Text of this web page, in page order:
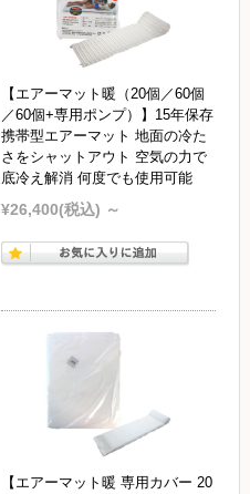
【エアーマット暖（20個／60個
／60個+専用ポンプ）】15年保存
携帯型エアーマット 地面の冷た
さをシャットアウト 空気の力で
底冷え解消 何度でも使用可能
¥26,400(税込) ～
【エアーマット暖 専用カバー 20